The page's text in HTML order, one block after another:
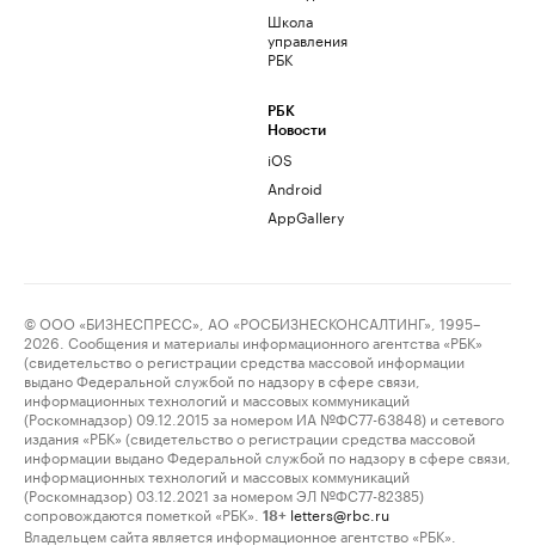
Школа
управления
РБК
РБК
Новости
iOS
Android
AppGallery
© ООО «БИЗНЕСПРЕСС», АО «РОСБИЗНЕСКОНСАЛТИНГ», 1995–
2026. Сообщения и материалы информационного агентства «РБК»
(свидетельство о регистрации средства массовой информации
выдано Федеральной службой по надзору в сфере связи,
информационных технологий и массовых коммуникаций
(Роскомнадзор) 09.12.2015 за номером ИА №ФС77-63848) и сетевого
издания «РБК» (свидетельство о регистрации средства массовой
информации выдано Федеральной службой по надзору в сфере связи,
информационных технологий и массовых коммуникаций
(Роскомнадзор) 03.12.2021 за номером ЭЛ №ФС77-82385)
сопровождаются пометкой «РБК».
18+ letters@rbc.ru
Владельцем сайта является информационное агентство «РБК».